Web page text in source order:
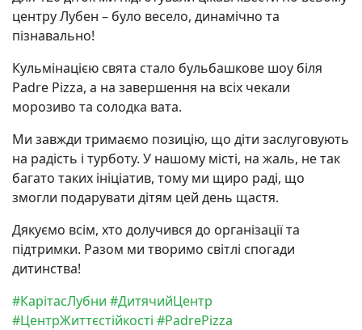
центру Лубен – було весело, динамічно та
пізнавально!
Кульмінацією свята стало бульбашкове шоу біля
Padre Pizza, а на завершення на всіх чекали
морозиво та солодка вата.
Ми завжди тримаємо позицію, що діти заслуговують
на радість і турботу. У нашому місті, на жаль, не так
багато таких ініціатив, тому ми щиро раді, що
змогли подарувати дітям цей день щастя.
Дякуємо всім, хто долучився до організації та
підтримки. Разом ми творимо світлі спогади
дитинства!
#КарітасЛубни #ДитячийЦентр
#ЦентрЖиттєстійкості #PadrePizza